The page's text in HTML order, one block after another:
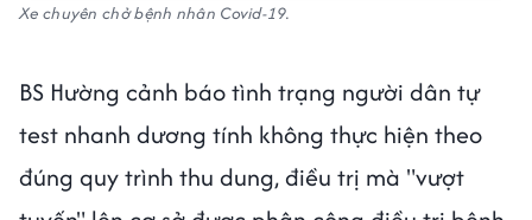
Xe chuyên chở bệnh nhân Covid-19.
BS Hường cảnh báo tình trạng người dân tự
test nhanh dương tính không thực hiện theo
đúng quy trình thu dung, điều trị mà "vượt